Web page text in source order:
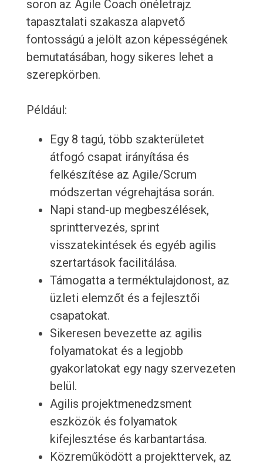
soron az Agile Coach önéletrajz
tapasztalati szakasza alapvető
fontosságú a jelölt azon képességének
bemutatásában, hogy sikeres lehet a
szerepkörben.
Például:
Egy 8 tagú, több szakterületet
átfogó csapat irányítása és
felkészítése az Agile/Scrum
módszertan végrehajtása során.
Napi stand-up megbeszélések,
sprinttervezés, sprint
visszatekintések és egyéb agilis
szertartások facilitálása.
Támogatta a terméktulajdonost, az
üzleti elemzőt és a fejlesztői
csapatokat.
Sikeresen bevezette az agilis
folyamatokat és a legjobb
gyakorlatokat egy nagy szervezeten
belül.
Agilis projektmenedzsment
eszközök és folyamatok
kifejlesztése és karbantartása.
Közreműködött a projekttervek, az